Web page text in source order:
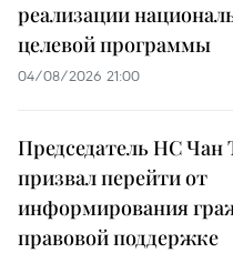
реализации
целевой программы
04/08/2026 21:00
Председатель НС Чан
призвал перейти от
информирования
правовой поддержке